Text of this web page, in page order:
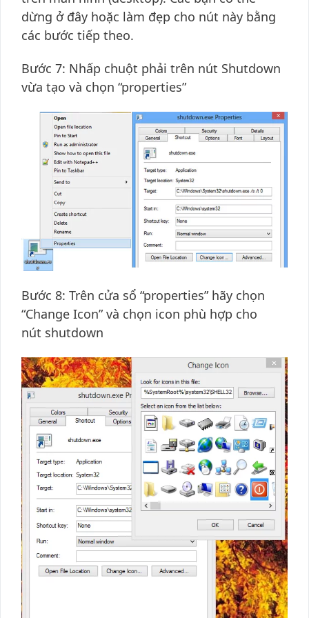
dừng ở đây hoặc làm đẹp cho nút này bằng
các bước tiếp theo.
Bước 7: Nhấp chuột phải trên nút Shutdown
vừa tạo và chọn “properties”
Bước 8: Trên cửa sổ “properties” hãy chọn
“Change Icon” và chọn icon phù hợp cho
nút shutdown